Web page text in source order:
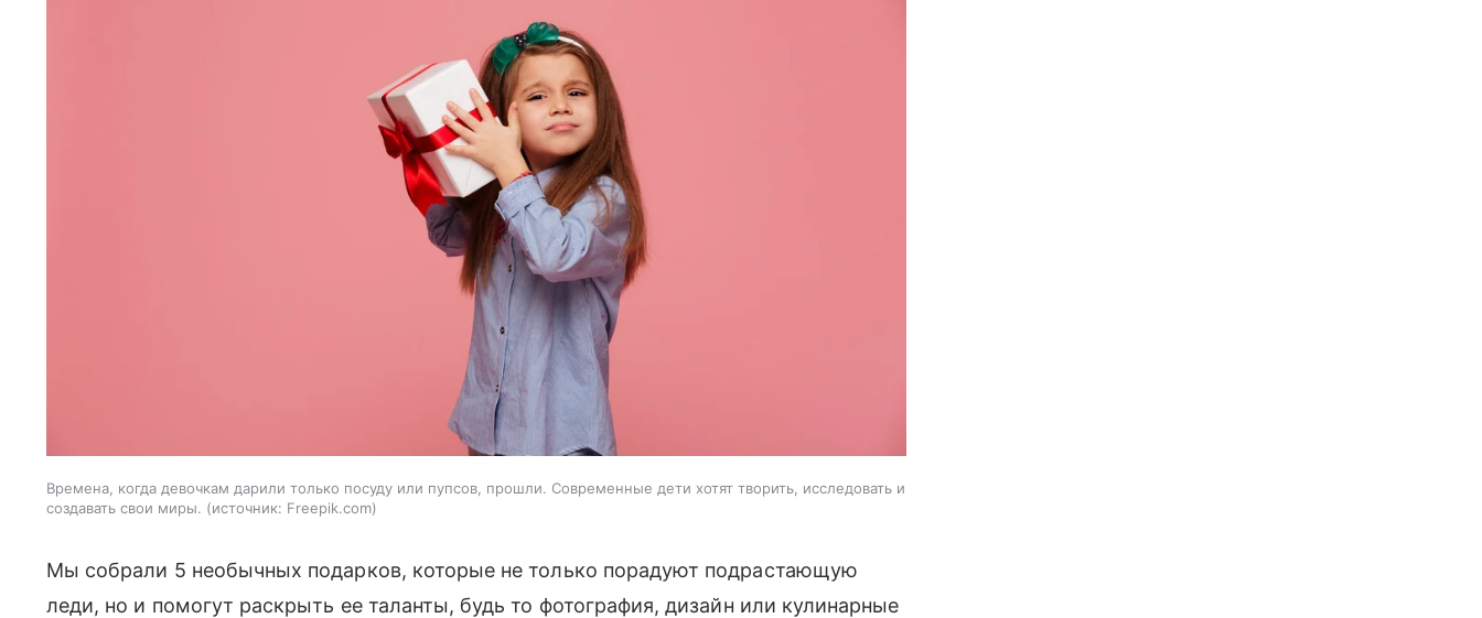
Времена, когда девочкам дарили только посуду или пупсов, прошли. Современные дети хотят творить, исследовать и
создавать свои миры.
источник: Freepik.com
Мы собрали 5 необычных подарков, которые не только порадуют подрастающую
леди, но и помогут раскрыть ее таланты, будь то фотография, дизайн или кулинарные